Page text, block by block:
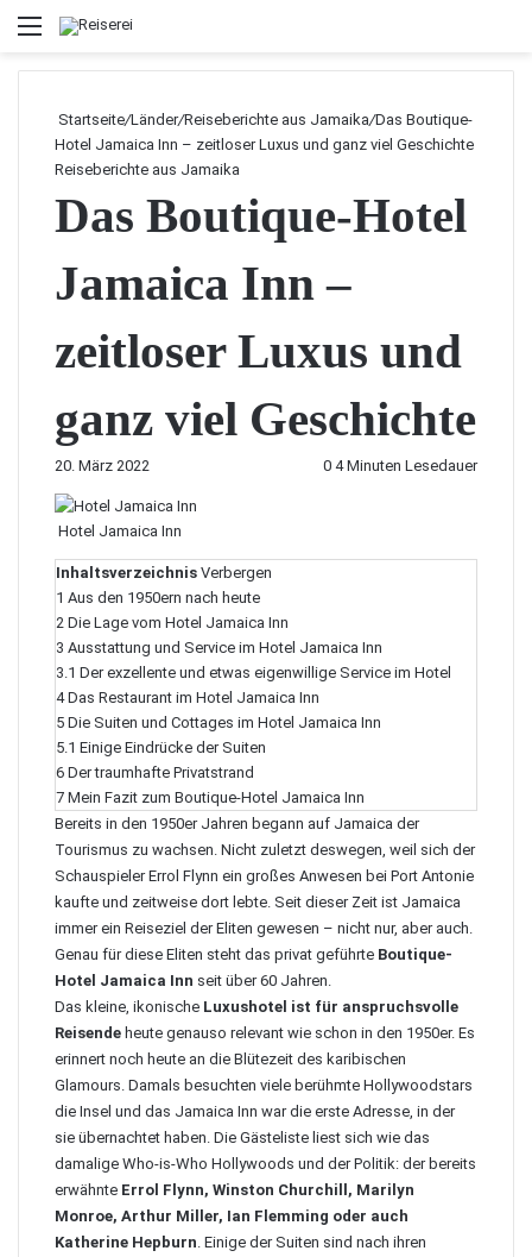
Menü
Startseite/Länder/Reiseberichte aus Jamaika/Das Boutique-
Hotel Jamaica Inn – zeitloser Luxus und ganz viel Geschichte
Reiseberichte aus Jamaika
Das Boutique-Hotel
Jamaica Inn –
zeitloser Luxus und
ganz viel Geschichte
20. März 2022 0 4 Minuten Lesedauer
Hotel Jamaica Inn
Inhaltsverzeichnis Verbergen
1 Aus den 1950ern nach heute
2 Die Lage vom Hotel Jamaica Inn
3 Ausstattung und Service im Hotel Jamaica Inn
3.1 Der exzellente und etwas eigenwillige Service im Hotel
4 Das Restaurant im Hotel Jamaica Inn
5 Die Suiten und Cottages im Hotel Jamaica Inn
5.1 Einige Eindrücke der Suiten
6 Der traumhafte Privatstrand
7 Mein Fazit zum Boutique-Hotel Jamaica Inn
Bereits in den 1950er Jahren begann auf Jamaica der
Tourismus zu wachsen. Nicht zuletzt deswegen, weil sich der
SchauspielerErrol Flynn ein großes Anwesen bei Port Antonie
kaufte und zeitweise dort lebte. Seit dieser Zeit ist Jamaica
immer ein Reiseziel der Eliten gewesen – nicht nur, aber auch.
Genau für diese Eliten steht das privat geführte Boutique-
Hotel Jamaica Inn seit über 60 Jahren.
Das kleine, ikonische Luxushotel ist für anspruchsvolle
Reisende heute genauso relevant wie schon in den 1950er. Es
erinnert noch heute an die Blütezeit des karibischen
Glamours. Damals besuchten viele berühmte Hollywoodstars
die Insel und das Jamaica Inn war die erste Adresse, in der
sie übernachtet haben. Die Gästeliste liest sich wie das
damalige Who-is-Who Hollywoods und der Politik: der bereits
erwähnte Errol Flynn, Winston Churchill, Marilyn
Monroe, Arthur Miller, Ian Flemming oder auch
Katherine Hepburn. Einige der Suiten sind nach ihren